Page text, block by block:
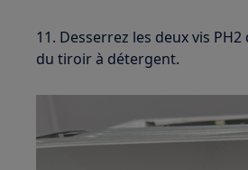
11. Desserrez les deux vis
du tiroir à détergent.